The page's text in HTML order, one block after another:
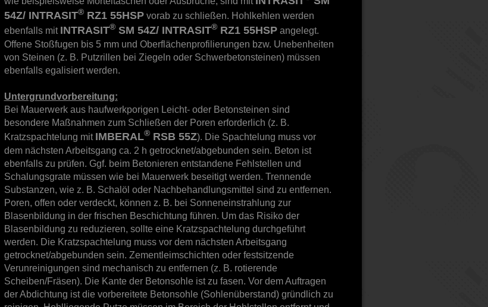
54Z/ INTRASIT®RZ1 55HSPvorab zu schließen. Hohlkehlen werden
ebenfalls mit INTRASIT®SM 54Z/ INTRASIT®RZ1 55HSPangelegt.
Offene Stoßfugen bis 5 mm und Oberflächenprofilierungen bzw. Unebenheiten
von Steinen (z. B. Putzrillen bei Ziegeln oder Schwerbetonsteinen) müssen
ebenfalls egalisiert werden.
Untergrundvorbereitung:
Bei Mauerwerk aus haufwerkporigen Leicht- oder Betonsteinen sind
besondere Maßnahmen zum Schließen der Poren erforderlich (z. B.
Kratzspachtelung mit IMBERAL®RSB 55Z). Die Spachtelung muss vor
dem nächsten Arbeitsgang ca. 2 h getrocknet/abgebunden sein. Beton ist
ebenfalls zu prüfen. Ggf. beim Betonieren entstandene Fehlstellen und
Schalungsgrate müssen wie bei Mauerwerk beseitigt werden. Trennende
Substanzen, wie z. B. Schalöl oder Nachbehandlungsmittel sind zu entfernen.
Poren, offen oder verdeckt, können z. B. bei Sonneneinstrahlung zur
Blasenbildung in der frischen Beschichtung führen. Um das Risiko der
Blasenbildung zu reduzieren, sollte eine Kratzspachtelung durchgeführt
werden. Die Kratzspachtelung muss vor dem nächsten Arbeitsgang
getrocknet/abgebunden sein. Zementleimschichten oder festsitzende
Verunreinigungen sind mechanisch zu entfernen (z. B. rotierende
Scheiben/Fräsen). Die Kante der Betonsohle ist zu fasen. Vor dem Auftragen
der Abdichtung ist die vorbereitete Betonsohle (Sohlenüberstand) gründlich zu